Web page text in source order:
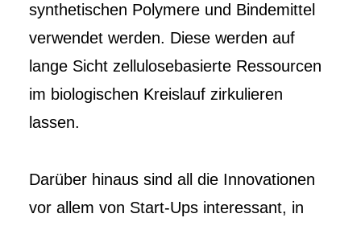
synthetischen Polymere und Bindemittel
verwendet werden. Diese werden auf
lange Sicht zellulosebasierte Ressourcen
im biologischen Kreislauf zirkulieren
lassen.
Darüber hinaus sind all die Innovationen
vor allem von Start-Ups interessant, in